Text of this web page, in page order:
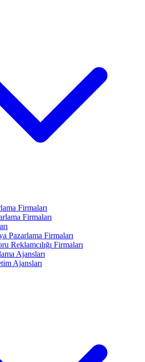
Firmaları
Firmaları
Pazarlama Firmaları
Reklamcılığı Firmaları
Ajansları
Ajansları